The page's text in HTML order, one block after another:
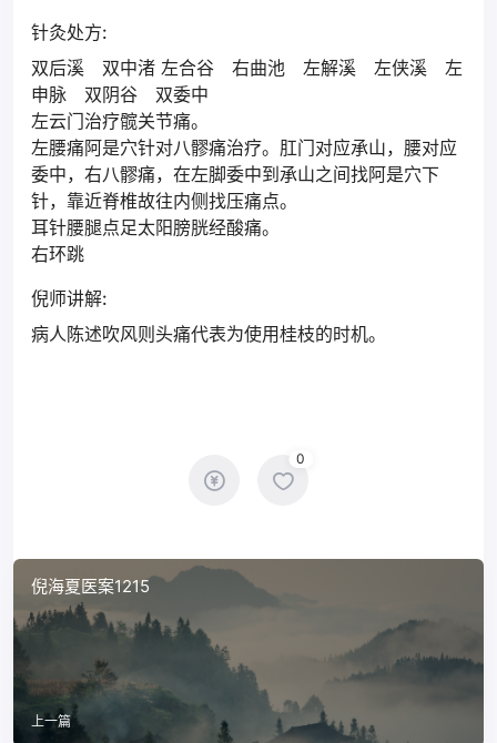
针灸处方:
双后溪 双中渚 左合谷 右曲池 左解溪 左侠溪 左
申脉 双阴谷 双委中
左云门治疗髋关节痛。
左腰痛阿是穴针对八髎痛治疗。肛门对应承山，腰对应
委中，右八髎痛，在左脚委中到承山之间找阿是穴下
针，靠近脊椎故往内侧找压痛点。
耳针腰腿点足太阳膀胱经酸痛。
右环跳
倪师讲解:
病人陈述吹风则头痛代表为使用桂枝的时机。
0
倪海夏医案1215
上一篇